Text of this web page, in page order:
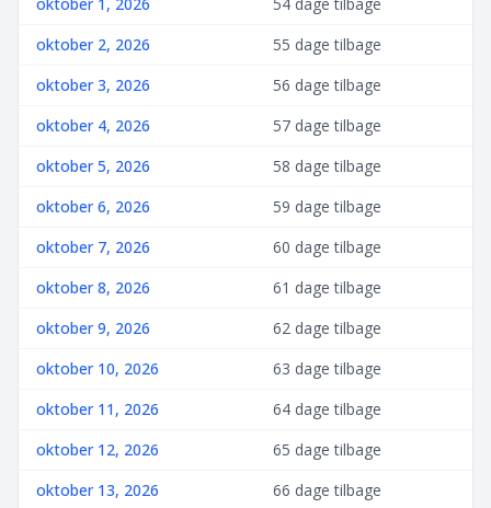
oktober 2, 2026
55 dage tilbage
oktober 3, 2026
56 dage tilbage
oktober 4, 2026
57 dage tilbage
oktober 5, 2026
58 dage tilbage
oktober 6, 2026
59 dage tilbage
oktober 7, 2026
60 dage tilbage
oktober 8, 2026
61 dage tilbage
oktober 9, 2026
62 dage tilbage
oktober 10, 2026
63 dage tilbage
oktober 11, 2026
64 dage tilbage
oktober 12, 2026
65 dage tilbage
oktober 13, 2026
66 dage tilbage